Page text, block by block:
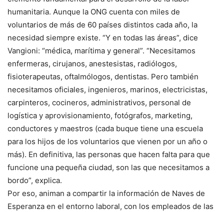
humanitaria. Aunque la ONG cuenta con miles de
voluntarios de más de 60 países distintos cada año, la
necesidad siempre existe. “Y en todas las áreas”, dice
Vangioni: “médica, marítima y general”. “Necesitamos
enfermeras, cirujanos, anestesistas, radiólogos,
fisioterapeutas, oftalmólogos, dentistas. Pero también
necesitamos oficiales, ingenieros, marinos, electricistas,
carpinteros, cocineros, administrativos, personal de
logística y aprovisionamiento, fotógrafos, marketing,
conductores y maestros (cada buque tiene una escuela
para los hijos de los voluntarios que vienen por un año o
más). En definitiva, las personas que hacen falta para que
funcione una pequeña ciudad, son las que necesitamos a
bordo”, explica.
Por eso, animan a compartir la información de Naves de
Esperanza en el entorno laboral, con los empleados de las